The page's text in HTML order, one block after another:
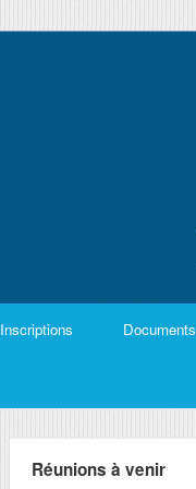
Inscriptions Documents
Réunions à venir